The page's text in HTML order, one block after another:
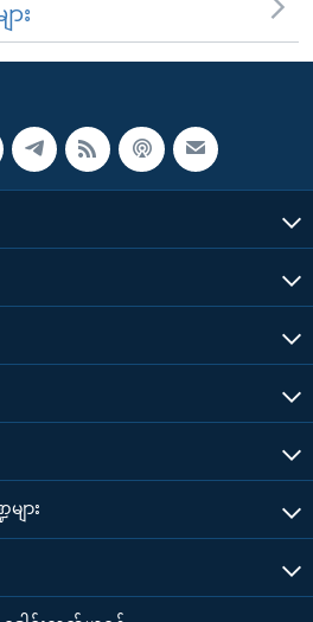
း
ျား